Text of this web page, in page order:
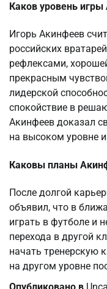
Каков уровень
Игорь Акинфеев
российских
рефлексами,
прекрасным
лидерской
спокойствие в
Акинфеев доказал
на высоком уровне
Каковы планы
После долгой
объявил, что в
играть в футболе и
перехода в другой
начать тренерскую
на другом уровне